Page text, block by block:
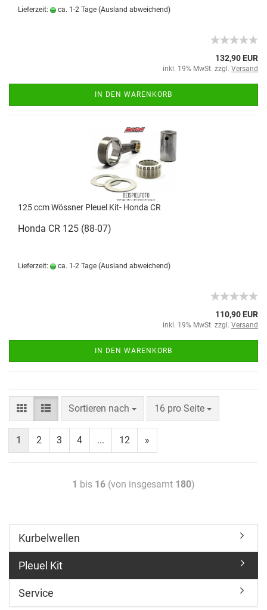
Lieferzeit: ca. 1-2 Tage (Ausland abweichend)
132,90 EUR
inkl. 19% MwSt. zzgl. Versand
IN DEN WARENKORB
125 ccm Wössner Pleuel Kit- Honda CR
Honda CR 125 (88-07)
Lieferzeit: ca. 1-2 Tage (Ausland abweichend)
110,90 EUR
inkl. 19% MwSt. zzgl. Versand
IN DEN WARENKORB
Sortieren nach 16 pro Seite
1 2 3 4 ... 12 »
1 bis 16 (von insgesamt 180)
Kurbelwellen
Pleuel Kit
Service